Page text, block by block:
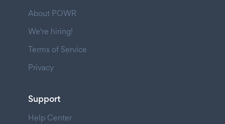
About POWR
We're hiring!
Terms of Service
Privacy
Support
Help Center